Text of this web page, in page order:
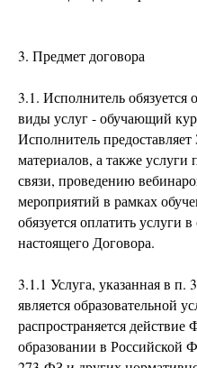
3. Предмет договора
3.1. Исполнитель обязуется
виды услуг - обучающий
Исполнитель
материалов, а также
связи, проведению
мероприятий в рамках
обязуется оплатить услуги
настоящего Договора.
3.1.1 Услуга, указанная в п.
является образовательной
распространяется
образовании в Российской